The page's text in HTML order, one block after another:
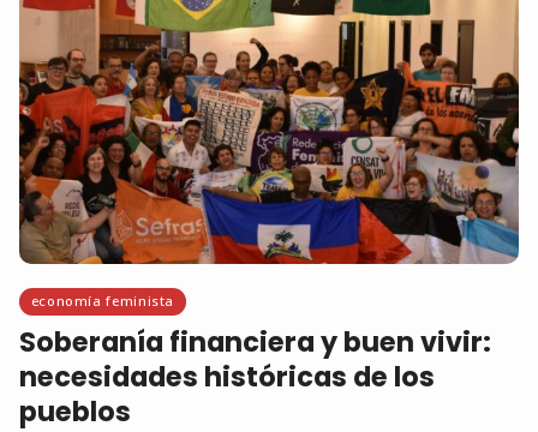
economía feminista
Soberanía financiera y buen vivir:
necesidades históricas de los
pueblos